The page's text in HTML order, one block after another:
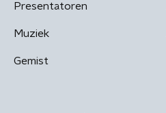
Presentatoren
Muziek
Gemist